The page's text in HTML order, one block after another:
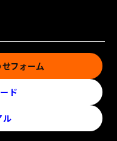
フォーム
ド
ル